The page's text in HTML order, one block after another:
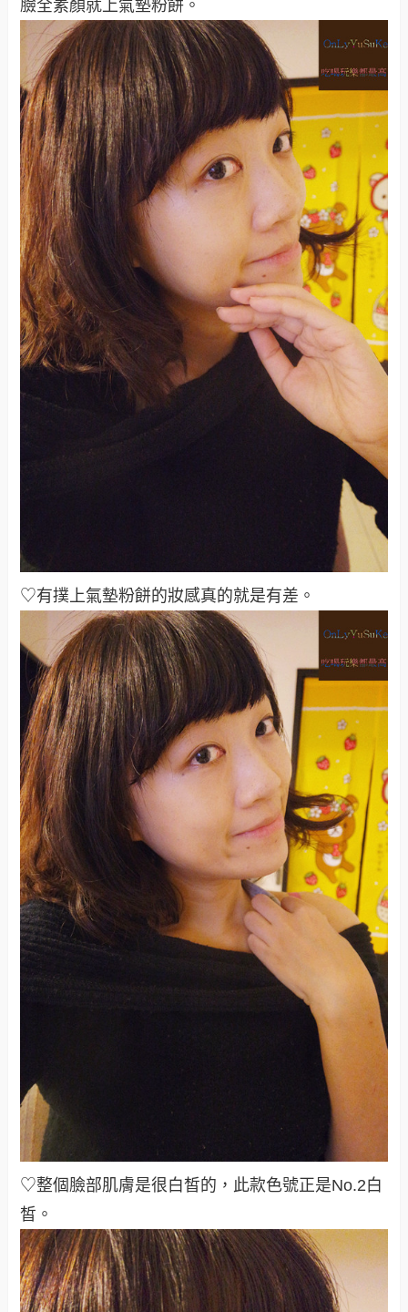
臉全素顏就上氣墊粉餅。
♡有撲上氣墊粉餅的妝感真的就是有差。
♡整個臉部肌膚是很白皙的，此款色號正是No.2白
皙。